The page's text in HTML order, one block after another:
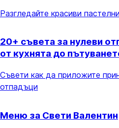
Разгледайте красиви
20+ съвета за нулеви
от кухнята до
Съвети как да приложите
отпадъци
Меню за Свети Валентин